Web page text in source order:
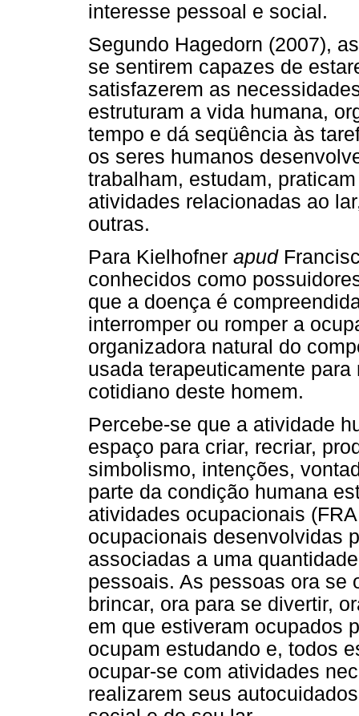
interesse pessoal e social.
Segundo Hagedorn (2007),
se sentirem capazes de
satisfazerem as
estruturam a vida humana,
tempo e dá seqüência às
os seres humanos
trabalham, estudam,
atividades relacionadas ao
outras.
Para Kielhofner apud
conhecidos como
que a doença é
interromper ou romper a
organizadora natural do
usada terapeuticamente
cotidiano deste homem.
Percebe-se que a atividade
espaço para criar, recriar,
simbolismo, intenções,
parte da condição humana
atividades ocupacionais
ocupacionais desenvolvidas
associadas a uma
pessoais. As pessoas ora se
brincar, ora para se divertir,
em que estiveram ocupados
ocupam estudando e, todos
ocupar-se com atividades
realizarem seus